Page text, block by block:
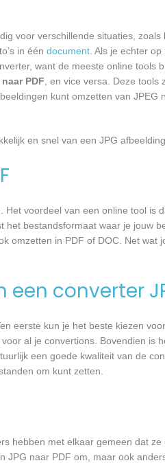
voor verschillende situaties, zoals
in één document . Als je echter
want de meeste online tools
PDF , en vice versa. Deze
kunt omzetten van JPEG
en snel van een JPG
voordeel van een online tool is
bestandsformaat waar je jouw
omzetten in PDF of DOC. Net wat
converter
eerste kun je het beste kiezen
al je convertions. Bovendien is
een goede kwaliteit van de
om kunt zetten.
hebben met elkaar gemeen dat
naar PDF om, maar ook